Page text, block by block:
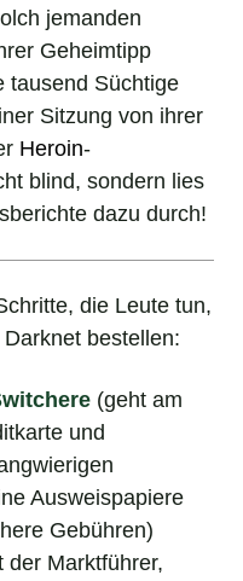
jemanden
Geheimtipp
tausend Süchtige
Sitzung von ihrer
Heroin-
blind, sondern lies
dazu durch!
die Leute tun,
bestellen:
(geht am
und
Ausweispapiere
Gebühren)
der Marktführer,